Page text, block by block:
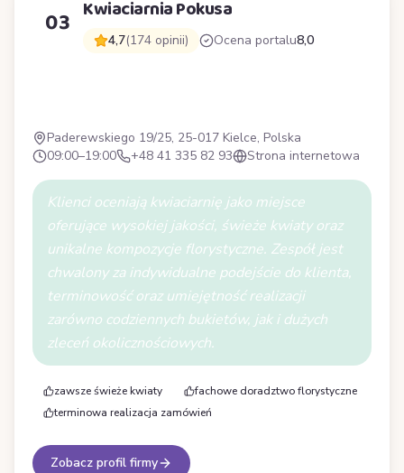
03 Kwiaciarnia Pokusa
4,7(174 opinii) Ocena portalu8,0
Paderewskiego 19/25, 25-017 Kielce, Polska
09:00–19:00
+48 41 335 82 93 Strona internetowa
Klienci oceniają kwiaciarnię jako miejsce
oferujące wysokiej jakości, świeże kwiaty oraz
unikalne kompozycje florystyczne. Zespół jest
chwalony za indywidualne podejście do klienta,
terminowość oraz umiejętność realizacji
zarówno codziennych bukietów, jak i dużych
zleceń okolicznościowych.
zawsze świeże kwiaty
fachowe doradztwo florystyczne
terminowa realizacja zamówień
Zobacz profil firmy